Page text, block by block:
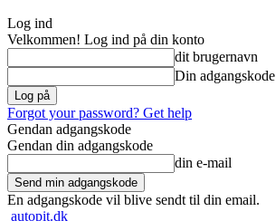
Log ind
Velkommen! Log ind på din konto
dit brugernavn
Din adgangskode
Forgot your password? Get help
Gendan adgangskode
Gendan din adgangskode
din e-mail
En adgangskode vil blive sendt til din email.
autopit.dk